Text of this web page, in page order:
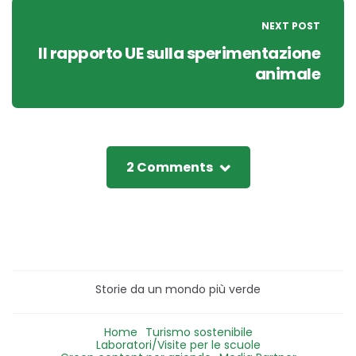
NEXT POST
Il rapporto UE sulla sperimentazione
animale
2 Comments
Storie da un mondo più verde
Home Turismo sostenibile
Laboratori/Visite per le scuole